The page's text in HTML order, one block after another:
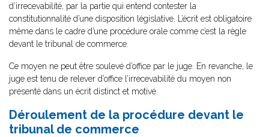
d’irrecevabilité, par la partie qui entend contester la
constitutionnalité d’une disposition législative. L’écrit est obligatoire
même dans le cadre d’une procédure orale comme c’est la règle
devant le tribunal de commerce.
Ce moyen ne peut être soulevé d’office par le juge. En revanche, le
juge est tenu de relever d’office l’irrecevabilité du moyen non
présenté dans un écrit distinct et motivé.
Déroulement de la procédure devant le
tribunal de commerce